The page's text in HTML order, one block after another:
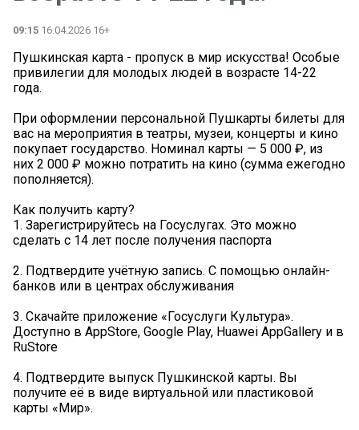
09:15 16.04.2026 16+
Пушкинская карта - пропуск в мир искусства! Особые
привилегии для молодых людей в возрасте 14-22
года.
При оформлении персональной Пушкарты билеты для
вас на мероприятия в театры, музеи, концерты и кино
покупает государство. Номинал карты — 5 000 ₽, из
них 2 000 ₽ можно потратить на кино (сумма ежегодно
пополняется).
Как получить карту?
1. Зарегистрируйтесь на Госуслугах. Это можно
сделать с 14 лет после получения паспорта
2. Подтвердите учётную запись. С помощью онлайн-
банков или в центрах обслуживания
3. Скачайте приложение «Госуслуги Культура».
Доступно в AppStore, Google Play, Huawei AppGallery и в
RuStore
4. Подтвердите выпуск Пушкинской карты. Вы
получите её в виде виртуальной или пластиковой
карты «Мир».